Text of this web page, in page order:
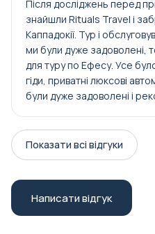
Після досліджень перед
знайшли Rituals Travel і
Каппадокії. Тур і
ми були дуже задоволені,
для туру по Ефесу. Усе
гіди, приватні люксові
були дуже задоволені і
Показати всі відгуки
Написати відгук